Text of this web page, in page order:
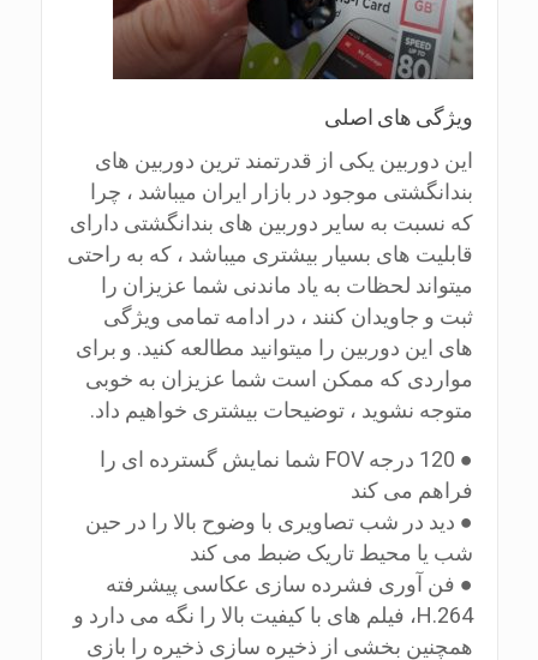
ویژگی های اصلی
این دوربین یکی از قدرتمند ترین دوربین های
بندانگشتی موجود در بازار ایران میباشد ، چرا
که نسبت به سایر دوربین های بندانگشتی دارای
قابلیت های بسیار بیشتری میباشد ، که به راحتی
میتواند لحظات به یاد ماندنی شما عزیزان را
ثبت و جاویدان کنند ، در ادامه تمامی ویژگی
های این دوربین را میتوانید مطالعه کنید. و برای
مواردی که ممکن است شما عزیزان به خوبی
متوجه نشوید ، توضیحات بیشتری خواهیم داد.
● 120 درجه FOV شما نمایش گسترده ای را
فراهم می کند
● دید در شب تصاویری با وضوح بالا را در حین
شب یا محیط تاریک ضبط می کند
● فن آوری فشرده سازی عکاسی پیشرفته
H.264، فیلم های با کیفیت بالا را نگه می دارد و
همچنین بخشی از ذخیره سازی ذخیره را بازی